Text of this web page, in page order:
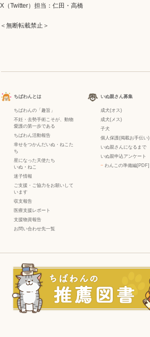
X（Twitter）担当：仁田・高橋
＜無断転載禁止＞
ちばわんとは
ちばわんの「趣旨」
不妊・去勢手術こそが、動物
愛護の第一歩である
ちばわん活動報告
幸せをつかんだいぬ・ねこた
ち
星になった天使たち
いぬ ・ ねこ
迷子情報
ご支援・ご協力をお願いして
います
収支報告
医療支援レポート
支援物資報告
お問い合わせ先一覧
いぬ親さん募集
成犬(オス)
成犬(メス)
子犬
個人保護(掲載お手伝い)
いぬ親さんになるまで
いぬ親申込アンケート
− わんこの準備編[PDF]